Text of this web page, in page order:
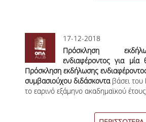
ΥΠΟΣΤΗΡΙΞΗ ΣΠΟΥΔΩΝ
ΔΙΠΛΩΜΑΤΙΚΗ ΕΡΓΑΣΙΑ
ΓΕΝΙΚΕΣ
ΟΔΗΓΙΕΣ ΓΙΑ ΤΗ
17-12-2018
Πρόσκληση
ενδιαφέροντος για μία
συμβασιούχου
βάσει του Π.Δ 407/80
Πρόσκληση εκδήλωσης
συμβασιούχου διδάσκονταβάσει του
το εαρινό εξάμηνο ακαδημαϊκού